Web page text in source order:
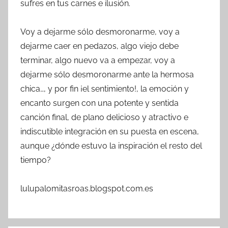
sufres en tus carnes e ilusión.
Voy a dejarme sólo desmoronarme, voy a
dejarme caer en pedazos, algo viejo debe
terminar, algo nuevo va a empezar, voy a
dejarme sólo desmoronarme ante la hermosa
chica…, y por fin ¡el sentimiento!, la emoción y
encanto surgen con una potente y sentida
canción final, de plano delicioso y atractivo e
indiscutible integración en su puesta en escena,
aunque ¿dónde estuvo la inspiración el resto del
tiempo?
lulupalomitasroas.blogspot.com.es